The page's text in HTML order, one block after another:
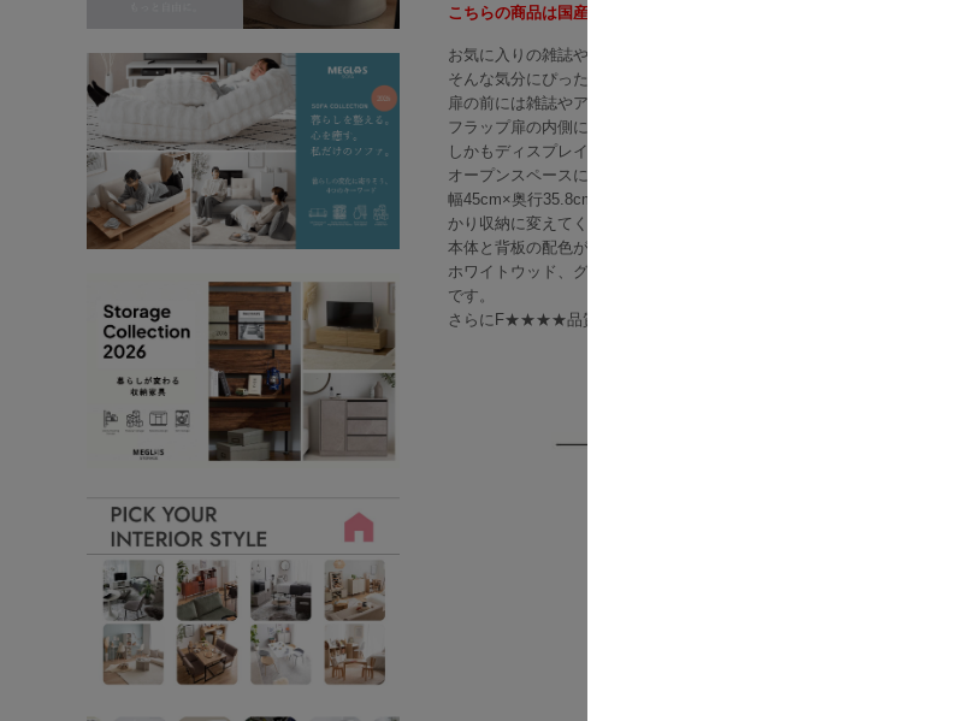
こちらの商品は国産・トールタイプとなります。
お気に入りの雑誌や写真集を、しまい込まずにセンスよく飾りたい。
そんな気分にぴったりなのが、見せる収納と隠す収納を一台で叶える国産
扉の前には雑誌やアートブックをディスプレイでき、まるでショップのよ
フラップ扉の内側には生活感の出やすい小物や書類をすっきり隠して収
しかもディスプレイしたまま扉の開閉ができ、ローラー付きで出し入れも
オープンスペースには本や雑貨、ディフューザーや小さな植物も映え、見
幅45cm×奥行35.8cmのスリムなトールタイプだから、ワンルームやベッ
かり収納に変えてくれます。
本体と背板の配色が美しいツートンデザインは、お部屋にほどよい奥行き
ホワイトウッド、グレーオーク、スモーキーブラウン、ウォールナット
です。
さらにF★★★★品質で毎日の暮らしにも取り入れやすく、片付けるたび